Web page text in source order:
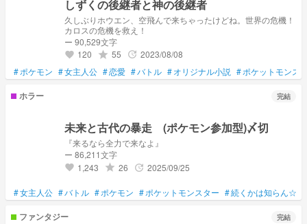
しずくの後継者と神の後継者
久しぶりホウエン、空飛んで来ちゃったけどね。世界の危機！
カロスの危機を救え！
ー 90,529文字
favorite 120 grade 55 update 2023/08/08
#ポケモン #女主人公 #恋愛 #バトル #オリジナル小説 #ポケットモンス
ホラー 完結
未来と古代の暴走 (ポケモン参加型)〆切
『来るなら全力で来なよ』
ー 86,211文字
favorite 1,243 grade 26 update 2025/09/25
#女主人公 #バトル #ポケモン #ポケットモンスター #続くかは知らん☆
ファンタジー 完結